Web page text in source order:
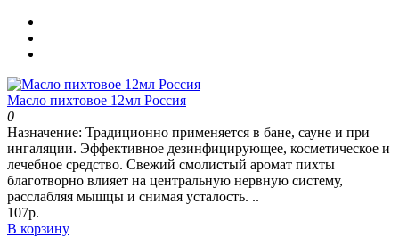
Масло пихтовое 12мл Россия
0
Назначение: Традиционно применяется в бане, сауне и при
ингаляции. Эффективное дезинфицирующее, косметическое и
лечебное средство. Свежий смолистый аромат пихты
благотворно влияет на центральную нервную систему,
расслабляя мышцы и снимая усталость. ..
107р.
В корзину